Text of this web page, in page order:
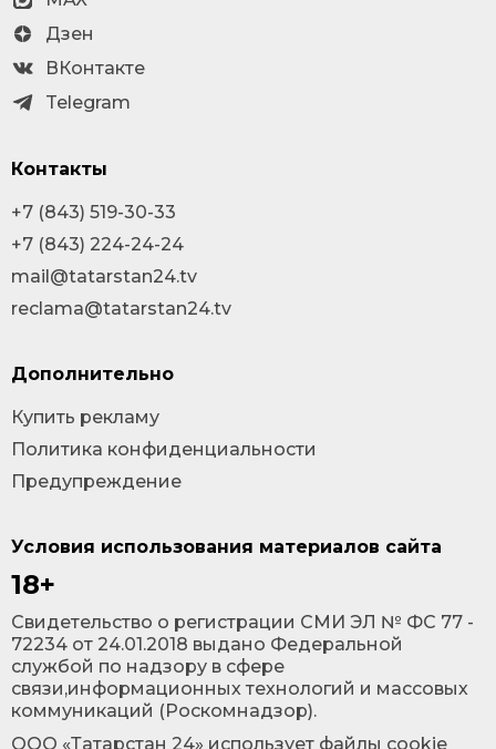
Условия использования материалов сайта
18+
Cвидетельство о регистрации СМИ ЭЛ № ФС 77 -
72234 от 24.01.2018 выдано Федеральной
службой по надзору в сфере
связи,информационных технологий и массовых
коммуникаций (Роскомнадзор).
ООО «Татарстан 24» использует файлы cookie
Дзен
ВКонтакте
Telegram
Контакты
+7 (843) 519-30-33
+7 (843) 224-24-24
mail@tatarstan24.tv
reclama@tatarstan24.tv
Дополнительно
Купить рекламу
Политика конфиденциальности
Предупреждение